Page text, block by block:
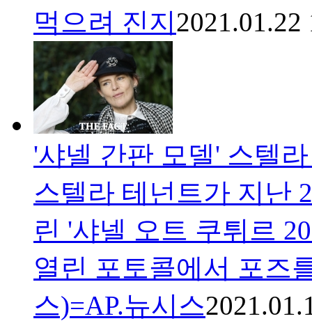
먹으려 진지2021.01.22
'샤넬 간판 모델' 스텔
스텔라 테넌트가 지난
린 '샤넬 오트 쿠튀르
열린 포토콜에서 포즈
스)=AP.뉴시스